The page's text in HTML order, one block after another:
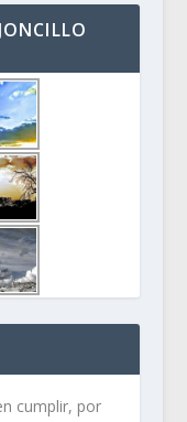
cumplir, por